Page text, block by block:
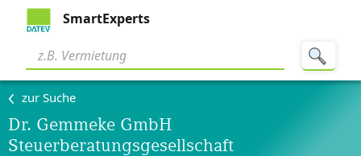
SmartExperts
zur Suche
Dr. Gemmeke GmbH
Steuerberatungsgesellschaft